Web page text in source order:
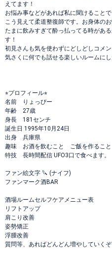
えてます！
お悩み事などがあれば私に聞けること
こう見えて柔道整復師です。お身体の
たまに飲みすぎて酔っ払ってる時があ
す！
初見さんも気を使わずにどしどしコメ
気さくに何でも話せる楽しいルームに
⭐︎プロフィール⭐︎
名前 りょっぴー
年齢 27歳
身長 181センチ
誕生日 1995年10月24日
出身 兵庫県
趣味 お酒を飲むこと ご飯を作ること
特技 長時間配信 UFO3口で食べます。
ファン絵文字 🔪 (ナイフ)
ファンマーク酒BAR
酒場ルームセルフケアメニュー表
リフトアップ
肩こり改善
姿勢矯正
浮腫改善
質問等、あればどんどん増やしていく